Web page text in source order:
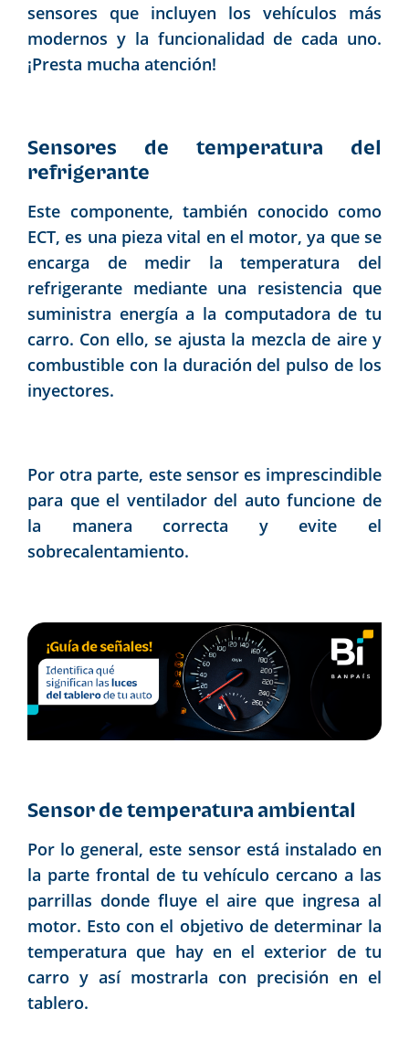
sensores que incluyen los vehículos más
modernos y la funcionalidad de cada uno.
¡Presta mucha atención!
Sensores de temperatura del
refrigerante
Este componente, también conocido como
ECT, es una pieza vital en el motor, ya que se
encarga de medir la temperatura del
refrigerante mediante una resistencia que
suministra energía a la computadora de tu
carro. Con ello, se ajusta la mezcla de aire y
combustible con la duración del pulso de los
inyectores.
Por otra parte, este sensor es imprescindible
para que el ventilador del auto funcione de
la manera correcta y evite el
sobrecalentamiento.
Sensor de temperatura ambiental
Por lo general, este sensor está instalado en
la parte frontal de tu vehículo cercano a las
parrillas donde fluye el aire que ingresa al
motor. Esto con el objetivo de determinar la
temperatura que hay en el exterior de tu
carro y así mostrarla con precisión en el
tablero.